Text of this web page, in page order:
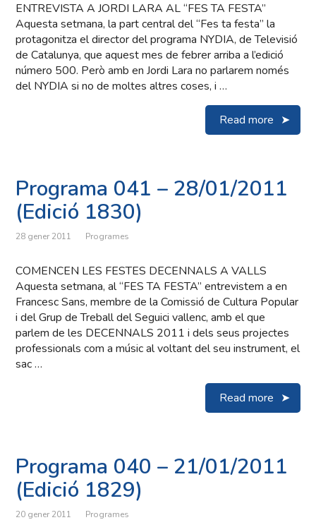
ENTREVISTA A JORDI LARA AL “FES TA FESTA”
Aquesta setmana, la part central del “Fes ta festa” la
protagonitza el director del programa NYDIA, de Televisió
de Catalunya, que aquest mes de febrer arriba a l’edició
número 500. Però amb en Jordi Lara no parlarem només
del NYDIA si no de moltes altres coses, i …
Read more
Programa 041 – 28/01/2011
(Edició 1830)
28 gener 2011 Programes
COMENCEN LES FESTES DECENNALS A VALLS
Aquesta setmana, al “FES TA FESTA” entrevistem a en
Francesc Sans, membre de la Comissió de Cultura Popular
i del Grup de Treball del Seguici vallenc, amb el que
parlem de les DECENNALS 2011 i dels seus projectes
professionals com a músic al voltant del seu instrument, el
sac …
Read more
Programa 040 – 21/01/2011
(Edició 1829)
20 gener 2011 Programes